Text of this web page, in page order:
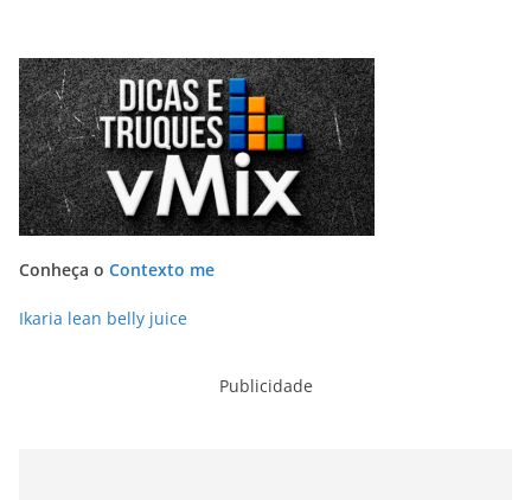
Conheça o Contexto me
Ikaria lean belly juice
Publicidade